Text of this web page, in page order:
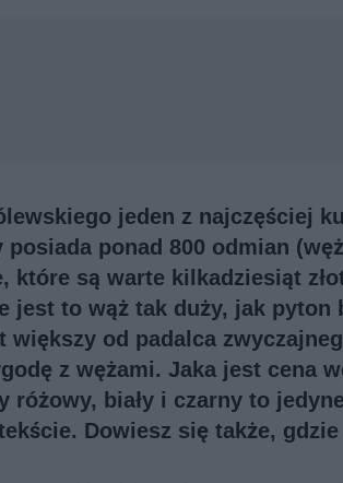
jeden z najczęściej
ponad 800 odmian
są warte kilkadziesiąt
jest to wąż tak duży, jak
od padalca
z wężami. Jaka jest cena
różowy, biały i czarny to
Dowiesz się także,